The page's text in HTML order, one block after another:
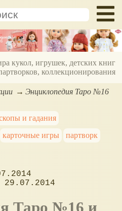
кукол, игрушек, детских книг
коллекционирования
Энциклопедия Таро №16
и гадания
карточные игры
партворк
29.07.2014